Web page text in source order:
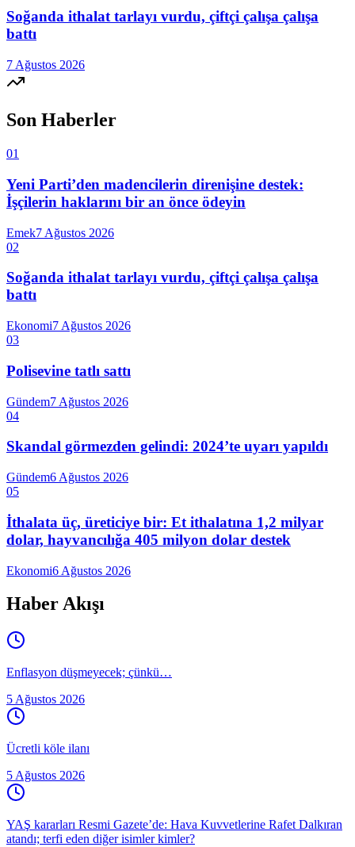
Soğanda ithalat tarlayı vurdu, çiftçi çalışa çalışa
battı
7 Ağustos 2026
Son Haberler
01
Yeni Parti’den madencilerin direnişine destek:
İşçilerin haklarını bir an önce ödeyin
Emek7 Ağustos 2026
02
Soğanda ithalat tarlayı vurdu, çiftçi çalışa çalışa
battı
Ekonomi7 Ağustos 2026
03
Polisevine tatlı sattı
Gündem7 Ağustos 2026
04
Skandal görmezden gelindi: 2024’te uyarı yapıldı
Gündem6 Ağustos 2026
05
İthalata üç, üreticiye bir: Et ithalatına 1,2 milyar
dolar, hayvancılığa 405 milyon dolar destek
Ekonomi6 Ağustos 2026
Haber Akışı
Enflasyon düşmeyecek; çünkü…
5 Ağustos 2026
Ücretli köle ilanı
5 Ağustos 2026
YAŞ kararları Resmi Gazete’de: Hava Kuvvetlerine Rafet Dalkıran
atandı; terfi eden diğer isimler kimler?